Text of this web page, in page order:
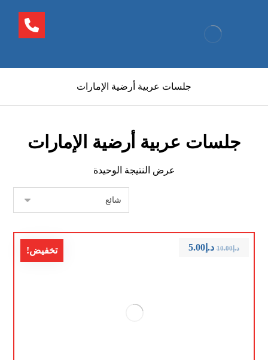
جلسات عربية أرضية الإمارات
جلسات عربية أرضية الإمارات
عرض النتيجة الوحيدة
تخفيض! د.إ10.00 د.إ5.00